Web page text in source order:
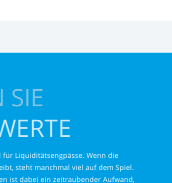
SIE
Liquiditätsengpässe. Wenn die
steht manchmal viel auf dem Spiel.
ist dabei ein zeitraubender Aufwand,